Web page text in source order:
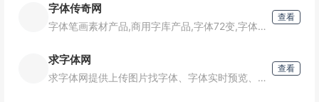
字体传奇网
字体笔画素材产品,商用字库产品,字体72变,字体设计教程学习,字体标志品牌定制为主,他们为了设计不抛弃,不放弃,旨在共同提高大家的设计水平,为设计而坚持！
查看
求字体网
求字体网提供上传图片找字体、字体实时预览、字体下载、字体版权检测、字体补齐等服务，本网站可识别中文、英文、日韩、书法等多种字体。只要上传图片或输入字体名称，就可以帮您找字体。
查看